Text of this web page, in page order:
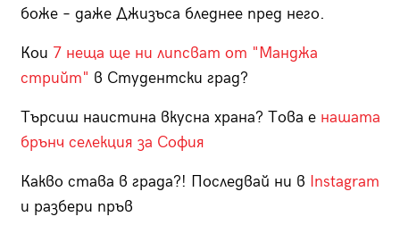
боже – даже Джизъса бледнее пред него.
Кои 7 неща ще ни липсват от "Манджа
стрийт" в Студентски град?
Търсиш наистина вкусна храна? Това енашата
брънч селекция за София
Какво става в града?! Последвай ни в Instagram
и разбери пръв